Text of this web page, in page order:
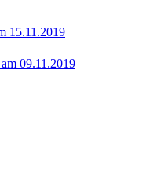
15.11.2019
09.11.2019